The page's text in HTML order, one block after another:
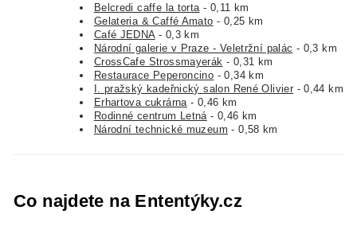
Belcredi caffe la torta - 0,11 km
Gelateria & Caffé Amato - 0,25 km
Café JEDNA - 0,3 km
Národní galerie v Praze - Veletržní palác - 0,3 km
CrossCafe Strossmayerák - 0,31 km
Restaurace Peperoncino - 0,34 km
I. pražský kadeřnický salon René Olivier - 0,44 km
Erhartova cukrárna - 0,46 km
Rodinné centrum Letná - 0,46 km
Národní technické muzeum - 0,58 km
Co najdete na Ententýky.cz